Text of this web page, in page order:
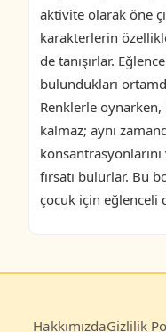
aktivite olarak öne
karakterlerin
de tanışırlar.
bulundukları
Renklerle
kalmaz; aynı
fırsatı bulurlar. Bu
çocuk için eğlenceli
HakkımızdaGizlilik